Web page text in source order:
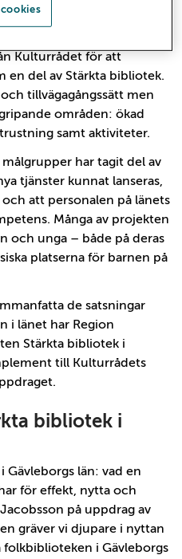
Kulturrådet för att
en del av Stärkta bibliotek.
tillvägagångssätt men
områden: ökad
samt aktiviteter.
har tagit del av
tjänster kunnat lanseras,
att personalen på länets
Många av projekten
och unga – både på deras
platserna för barnen på
de satsningar
i länet har Region
Stärkta bibliotek i
till Kulturrådets
bibliotek i
Gävleborgs län: vad en
för effekt, nytta och
på uppdrag av
gräver vi djupare i nyttan
i Gävleborgs